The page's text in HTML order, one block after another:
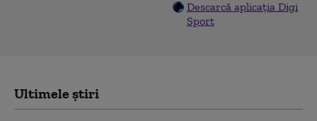
Descarcă aplicația Digi
Sport
Ultimele știri